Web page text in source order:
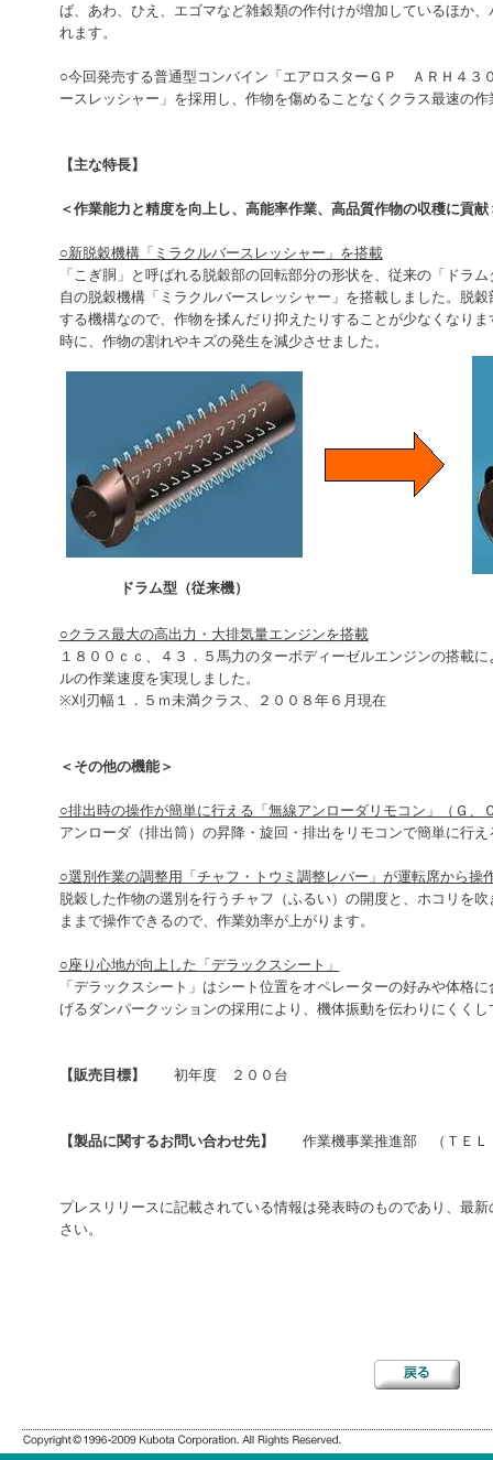
ば、あわ、ひえ、エゴマなど雑穀類の作付けが増加しているほか
れます。
○今回発売する普通型コンバイン「エアロスターＧＰ ＡＲＨ４３
ースレッシャー」を採用し、作物を傷めることなくクラス最速の
【主な特長】
＜作業能力と精度を向上し、高能率作業、高品質作物の収穫に貢献
○新脱穀機構「ミラクルバースレッシャー」を搭載
「こぎ胴」と呼ばれる脱穀部の回転部分の形状を、従来の「ドラ
自の脱穀機構「ミラクルバースレッシャー」を搭載しました。脱
する機構なので、作物を揉んだり抑えたりすることが少なくなり
時に、作物の割れやキズの発生を減少させました。
ドラム型（従来機）
○クラス最大の高出力・大排気量エンジンを搭載
１８００ｃｃ、４３．５馬力のターボディーゼルエンジンの搭載
ルの作業速度を実現しました。
※刈刃幅１．５ｍ未満クラス、２００８年６月現在
＜その他の機能＞
○排出時の操作が簡単に行える「無線アンローダリモコン」（Ｇ、
アンローダ（排出筒）の昇降・旋回・排出をリモコンで簡単に行
○選別作業の調整用「チャフ・トウミ調整レバー」が運転席から操
脱穀した作物の選別を行うチャフ（ふるい）の開度と、ホコリを
ままで操作できるので、作業効率が上がります。
○座り心地が向上した「デラックスシート」
「デラックスシート」はシート位置をオペレーターの好みや体格
げるダンパークッションの採用により、機体振動を伝わりにくくし
【販売目標】 初年度 ２００台
【製品に関するお問い合わせ先】 作業機事業推進部 （ＴＥＬ
プレスリリースに記載されている情報は発表時のものであり、最
さい。